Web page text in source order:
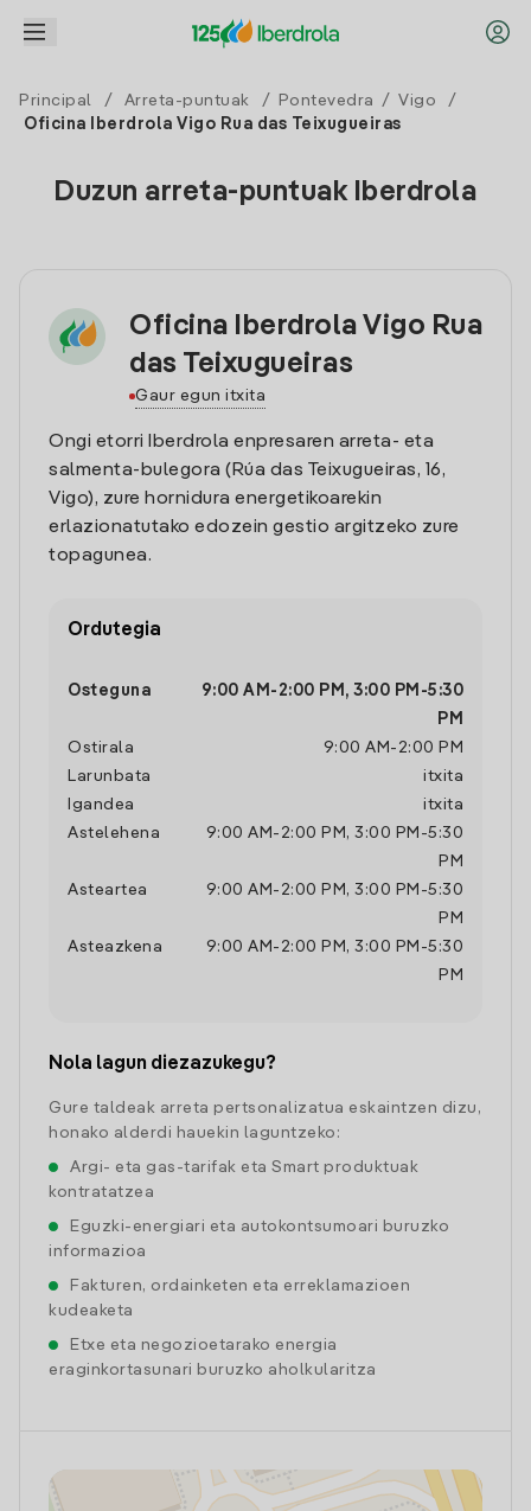
Principal / Arreta-puntuak / Pontevedra / Vigo
/
Oficina Iberdrola Vigo Rua das Teixugueiras
Duzun arreta-puntuak Iberdrola
Oficina Iberdrola Vigo Rua
das Teixugueiras
Gaur egun itxita
Ongi etorri Iberdrola enpresaren arreta- eta
salmenta-bulegora (Rúa das Teixugueiras, 16,
Vigo), zure hornidura energetikoarekin
erlazionatutako edozein gestio argitzeko zure
topagunea.
Ordutegia
Osteguna 9:00 AM - 2:00 PM , 3:00 PM -5:30
PM
Ostirala
9:00 AM - 2:00 PM
Larunbata
itxita
Igandea
itxita
Astelehena
9:00 AM - 2:00 PM , 3:00 PM -5:30
PM
Asteartea
9:00 AM - 2:00 PM , 3:00 PM -5:30
PM
Asteazkena
9:00 AM - 2:00 PM , 3:00 PM -5:30
PM
Nola lagun diezazukegu?
Gure taldeak arreta pertsonalizatua eskaintzen dizu,
honako alderdi hauekin laguntzeko:
Argi- eta gas-tarifak eta Smart produktuak
kontratatzea
Eguzki-energiari eta autokontsumoari buruzko
informazioa
Fakturen, ordainketen eta erreklamazioen
kudeaketa
Etxe eta negozioetarako energia
eraginkortasunari buruzko aholkularitza